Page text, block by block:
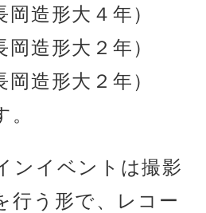
岡造形大４年）
岡造形大２年）
岡造形大２年）
。
ンイベントは撮影
行う形で、レコー